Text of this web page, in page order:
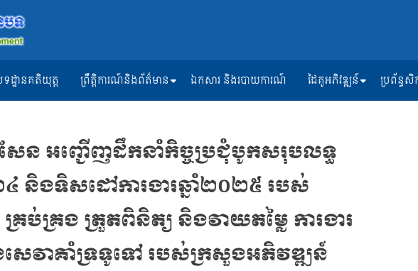
ឋានគតិយុត្ត ព្រឹត្តិការណ៍និងព័ត៌មាន ឯកសារ និងរបាយការណ៍ ដៃគូអភិវឌ្ឍន៍ ប្រព័ន្ធ
ែន អញ្ជើញដឹកនាំកិច្ចប្រជុំបូកសរុបលទ្ធ
៤ និងទិសដៅការងារឆ្នាំ២០២៥ របស់
រប់គ្រង ត្រួតពិនិត្យ និងវាយតម្លៃ ការងារ
សេវាគាំទ្រទូទៅ របស់ក្រសួងអភិវឌ្ឍន៍